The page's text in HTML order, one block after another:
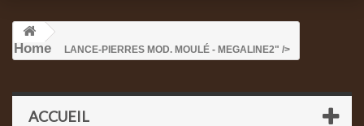
Home LANCE-PIERRES MOD. MOULÉ - MEGALINE2" />
ACCUEIL